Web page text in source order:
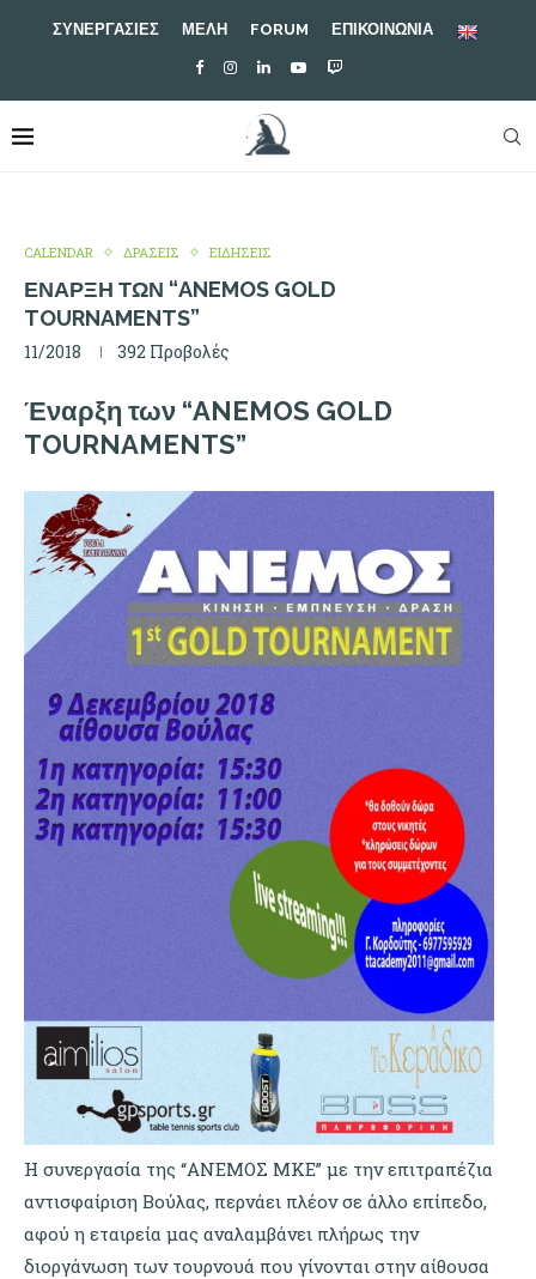
ΣΥΝΕΡΓΑΣΙΕΣ ΜΕΛΗ FORUM ΕΠΙΚΟΙΝΩΝΙΑ
CALENDAR ΔΡΑΣΕΙΣ ΕΙΔΗΣΕΙΣ
ΈΝΑΡΞΗ ΤΩΝ “ANEMOS GOLD
TOURNAMENTS”
11/2018 392 Προβολές
Έναρξη των “ANEMOS GOLD
TOURNAMENTS”
H συνεργασία της “ΑΝΕΜΟΣ ΜΚΕ” με την επιτραπέζια
αντισφαίριση Βούλας, περνάει πλέον σε άλλο επίπεδο,
αφού η εταιρεία μας αναλαμβάνει πλήρως την
διοργάνωση των τουρνουά που γίνονται στην αίθουσα